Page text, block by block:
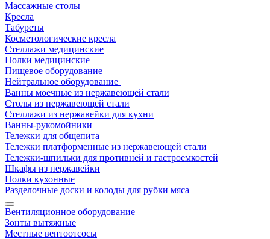
Массажные столы
Кресла
Табуреты
Косметологические кресла
Стеллажи медицинские
Полки медицинские
Пищевое оборудование
Нейтральное оборудование
Ванны моечные из нержавеющей стали
Столы из нержавеющей стали
Стеллажи из нержавейки для кухни
Ванны-рукомойники
Тележки для общепита
Тележки платформенные из нержавеющей стали
Тележки-шпильки для противней и гастроемкостей
Шкафы из нержавейки
Полки кухонные
Разделочные доски и колоды для рубки мяса
Вентиляционное оборудование
Зонты вытяжные
Местные вентоотсосы